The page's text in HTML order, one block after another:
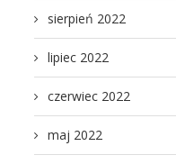
sierpień 2022
lipiec 2022
czerwiec 2022
maj 2022